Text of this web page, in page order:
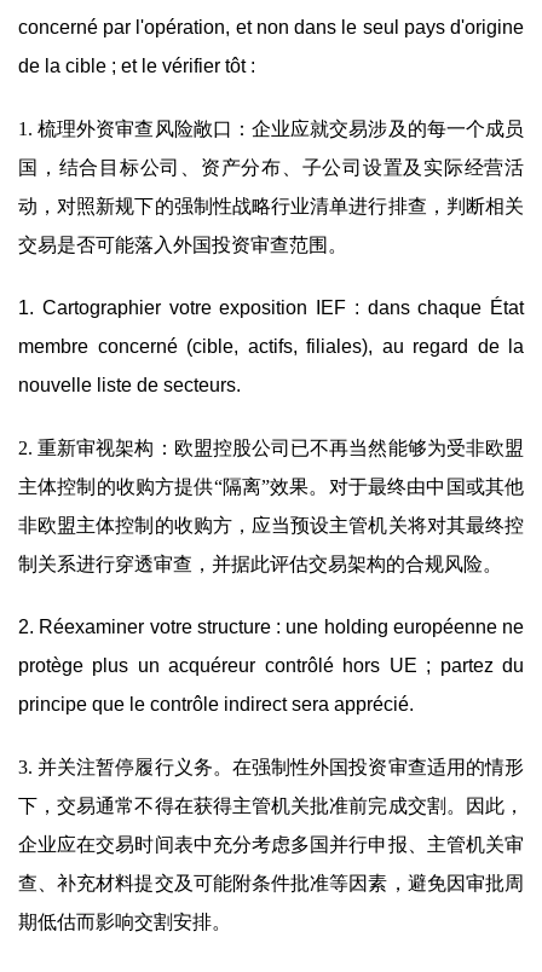
concerné par l'opération, et non dans le seul pays d'origine
de la cible ; et le vérifier tôt :
1. 梳理外资审查风险敞口：企业应就交易涉及的每一个成员
国，结合目标公司、资产分布、子公司设置及实际经营活
动，对照新规下的强制性战略行业清单进行排查，判断相关
交易是否可能落入外国投资审查范围。
1. Cartographier votre exposition IEF : dans chaque État
membre concerné (cible, actifs, filiales), au regard de la
nouvelle liste de secteurs.
2. 重新审视架构：欧盟控股公司已不再当然能够为受非欧盟
主体控制的收购方提供“隔离”效果。对于最终由中国或其他
非欧盟主体控制的收购方，应当预设主管机关将对其最终控
制关系进行穿透审查，并据此评估交易架构的合规风险。
2. Réexaminer votre structure : une holding européenne ne
protège plus un acquéreur contrôlé hors UE ; partez du
principe que le contrôle indirect sera apprécié.
3. 并关注暂停履行义务。在强制性外国投资审查适用的情形
下，交易通常不得在获得主管机关批准前完成交割。因此，
企业应在交易时间表中充分考虑多国并行申报、主管机关审
查、补充材料提交及可能附条件批准等因素，避免因审批周
期低估而影响交割安排。